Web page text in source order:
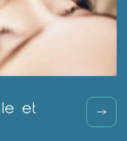
et